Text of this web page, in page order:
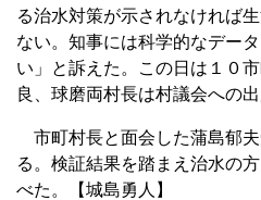
る治水対策が示されなければ
ない。知事には科学的なデー
い」と訴えた。この日は１０
良、球磨両村長は村議会への
市町村長と面会した蒲島郁
る。検証結果を踏まえ治水の
べた。【城島勇人】